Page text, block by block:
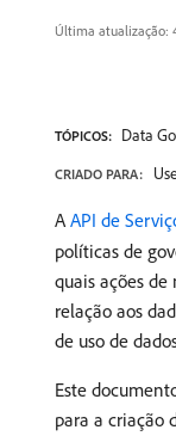
Última atualização:
TÓPICOS: Data
CRIADO PARA:
A API de
políticas de
quais ações
relação aos
de uso de
Este
para a criação